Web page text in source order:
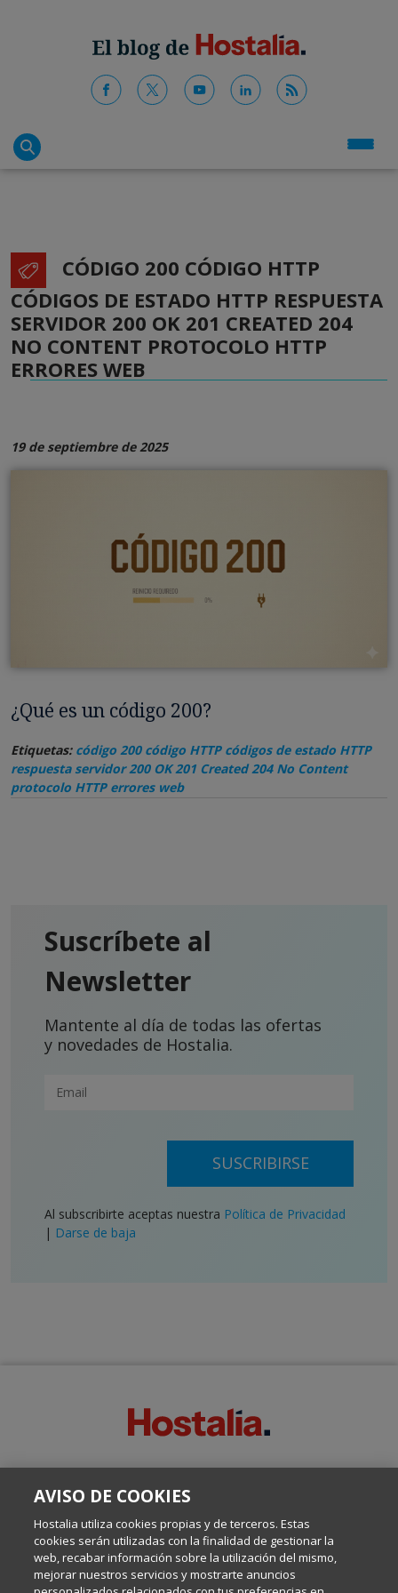
CÓDIGO 200 CÓDIGO HTTP
CÓDIGOS DE ESTADO HTTP RESPUESTA
SERVIDOR 200 OK 201 CREATED 204
NO CONTENT PROTOCOLO HTTP
ERRORES WEB
19 de septiembre de 2025
¿Qué es un código 200?
Etiquetas: código 200 código HTTP códigos de estado HTTP
respuesta servidor 200 OK 201 Created 204 No Content
protocolo HTTP errores web
Suscríbete al
Newsletter
Mantente al día de todas las ofertas
y novedades de Hostalia.
SUSCRIBIRSE
Al subscribirte aceptas nuestra Política de Privacidad
| Darse de baja
Escrito por el equipo de Comunicación de Hostalia, dirigido por
Internet y Tecnología.
Política de privacidad
AVISO DE COOKIES
Hostalia utiliza cookies propias y de terceros. Estas
cookies serán utilizadas con la finalidad de gestionar la
web, recabar información sobre la utilización del mismo,
mejorar nuestros servicios y mostrarte anuncios